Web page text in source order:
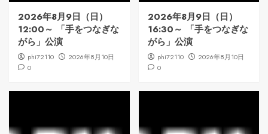
2026年8月9日（日）
12:00～ 「手をつなぎな
がら」公演
phi72110
2026年8月10日
0
2026年8月9日（日）
16:30～ 「手をつなぎな
がら」公演
phi72110
2026年8月10日
0